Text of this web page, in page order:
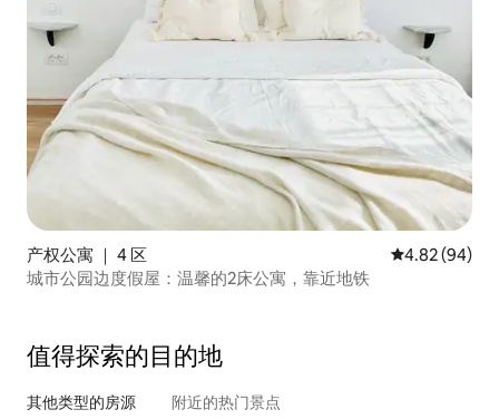
产权公寓 ｜ 4 区 平均评分 4.82
4.82 (94)
城市公园边度假屋：温馨的2床公寓，靠近地铁
值得探索的目的地
其他类型的房源 附近的热门景点